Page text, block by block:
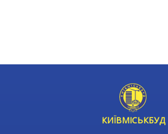
КИЇВМІСЬКБУД